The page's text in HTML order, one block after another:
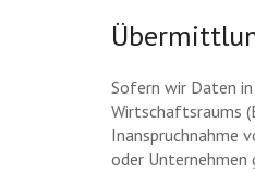
Sofern wir Daten in
Wirtschaftsraums
Inanspruchnahme
oder